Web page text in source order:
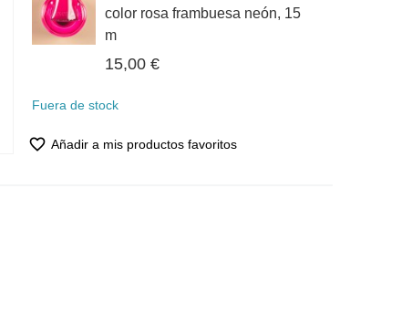
color rosa frambuesa neón, 15
m
15,00 €
Fuera de stock
favorite_border Añadir a mis productos favoritos